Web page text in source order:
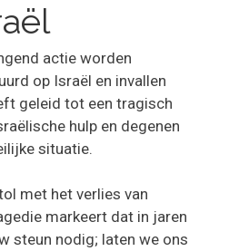
actie worden
op Israël en invallen
geleid tot een tragisch
hulp en degenen
situatie.
met het verlies van
markeert dat in jaren
steun nodig; laten we ons